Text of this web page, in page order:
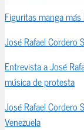
Figuritas manga
José Rafael Cordero
Entrevista a José
música de protesta
José Rafael Cordero
Venezuela